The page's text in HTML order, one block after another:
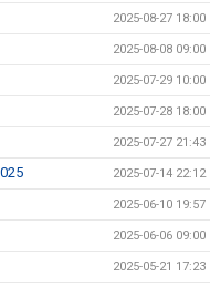
2025-08-27 18:00
2025-08-08 09:00
2025-07-29 10:00
2025-07-28 18:00
2025-07-27 21:43
2025-07-14 22:12
2025-06-10 19:57
2025-06-06 09:00
2025-05-21 17:23